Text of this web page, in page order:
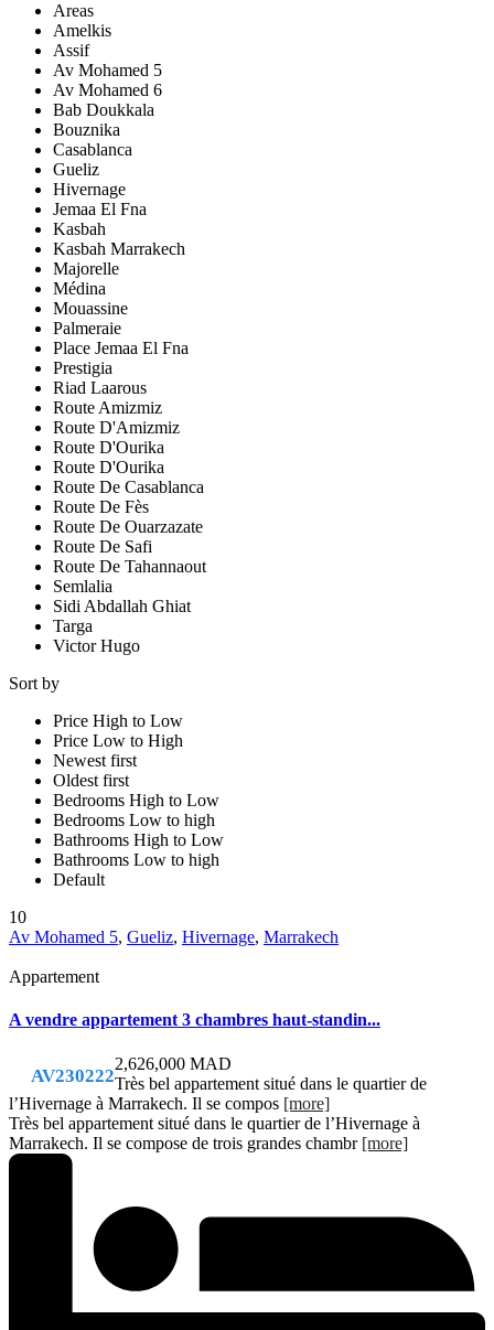
Areas
Amelkis
Assif
Av Mohamed 5
Av Mohamed 6
Bab Doukkala
Bouznika
Casablanca
Gueliz
Hivernage
Jemaa El Fna
Kasbah
Kasbah Marrakech
Majorelle
Médina
Mouassine
Palmeraie
Place Jemaa El Fna
Prestigia
Riad Laarous
Route Amizmiz
Route D'Amizmiz
Route D'Ourika
Route D'Ourika
Route De Casablanca
Route De Fès
Route De Ouarzazate
Route De Safi
Route De Tahannaout
Semlalia
Sidi Abdallah Ghiat
Targa
Victor Hugo
Sort by
Price High to Low
Price Low to High
Newest first
Oldest first
Bedrooms High to Low
Bedrooms Low to high
Bathrooms High to Low
Bathrooms Low to high
Default
10
Av Mohamed 5, Gueliz, Hivernage, Marrakech
Appartement
A vendre appartement 3 chambres haut-standin...
AV230222
2,626,000 MAD
Très bel appartement situé dans le quartier de
l’Hivernage à Marrakech. Il se compos [more]
Très bel appartement situé dans le quartier de l’Hivernage à
Marrakech. Il se compose de trois grandes chambr [more]